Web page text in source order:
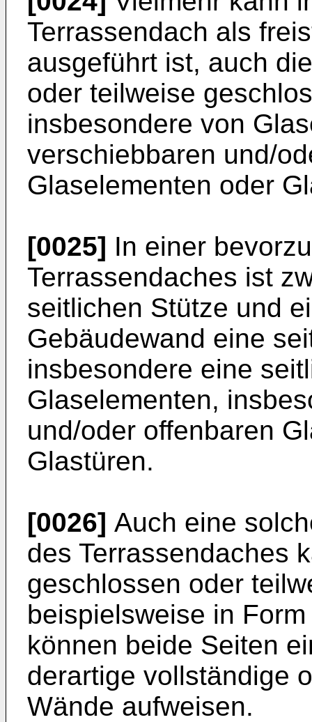
Terrassendach als
ausgeführt ist, auch
oder teilweise
insbesondere von
verschiebbaren und/
Glaselementen oder
[0025] In einer
Terrassendaches ist
seitlichen Stütze und
Gebäudewand eine
insbesondere eine
Glaselementen,
und/oder offenbaren
Glastüren.
[0026] Auch eine
des Terrassendaches
geschlossen oder
beispielsweise in
können beide Seiten
derartige vollständige
Wände aufweisen.